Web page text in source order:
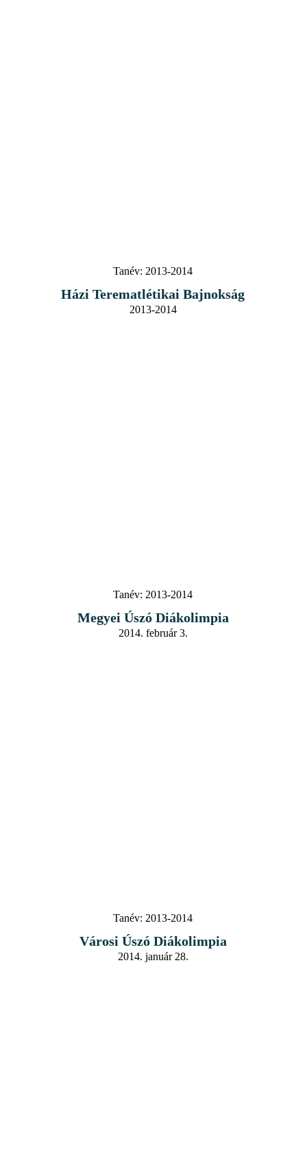
Tanév: 2013-2014
Házi Terematlétikai Bajnokság
2013-2014
Tanév: 2013-2014
Megyei Úszó Diákolimpia
2014. február 3.
Tanév: 2013-2014
Városi Úszó Diákolimpia
2014. január 28.